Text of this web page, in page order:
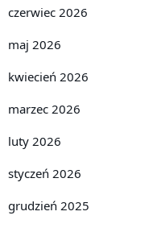
czerwiec 2026
maj 2026
kwiecień 2026
marzec 2026
luty 2026
styczeń 2026
grudzień 2025